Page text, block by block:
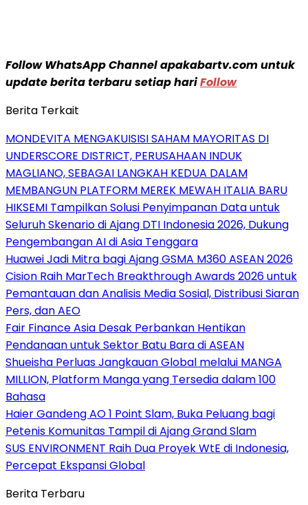
Follow WhatsApp Channel apakabartv.com untuk
update berita terbaru setiap hariFollow
Berita Terkait
MONDEVITA MENGAKUISISI SAHAM MAYORITAS DI
UNDERSCORE DISTRICT, PERUSAHAAN INDUK
MAGLIANO, SEBAGAI LANGKAH KEDUA DALAM
MEMBANGUN PLATFORM MEREK MEWAH ITALIA BARU
HIKSEMI Tampilkan Solusi Penyimpanan Data untuk
Seluruh Skenario di Ajang DTI Indonesia 2026, Dukung
Pengembangan AI di Asia Tenggara
Huawei Jadi Mitra bagi Ajang GSMA M360 ASEAN 2026
Cision Raih MarTech Breakthrough Awards 2026 untuk
Pemantauan dan Analisis Media Sosial, Distribusi Siaran
Pers, dan AEO
Fair Finance Asia Desak Perbankan Hentikan
Pendanaan untuk Sektor Batu Bara di ASEAN
Shueisha Perluas Jangkauan Global melalui MANGA
MILLION, Platform Manga yang Tersedia dalam 100
Bahasa
Haier Gandeng AO 1 Point Slam, Buka Peluang bagi
Petenis Komunitas Tampil di Ajang Grand Slam
SUS ENVIRONMENT Raih Dua Proyek WtE di Indonesia,
Percepat Ekspansi Global
Berita Terbaru